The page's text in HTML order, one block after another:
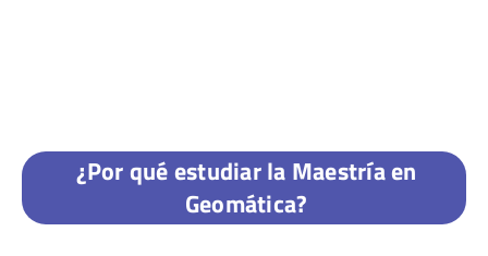
¿Por qué estudiar la Maestría en
Geomática?